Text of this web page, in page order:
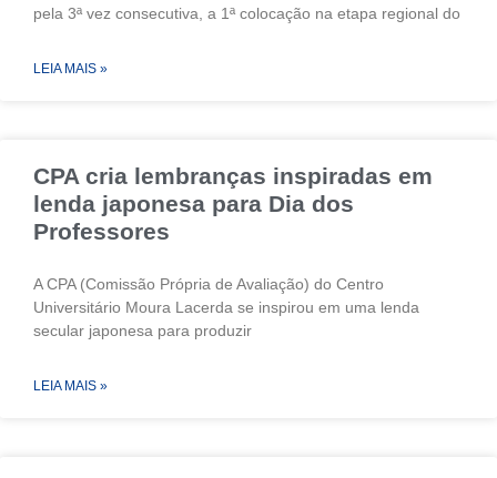
pela 3ª vez consecutiva, a 1ª colocação na etapa regional do
LEIA MAIS »
CPA cria lembranças inspiradas em
lenda japonesa para Dia dos
Professores
A CPA (Comissão Própria de Avaliação) do Centro
Universitário Moura Lacerda se inspirou em uma lenda
secular japonesa para produzir
LEIA MAIS »